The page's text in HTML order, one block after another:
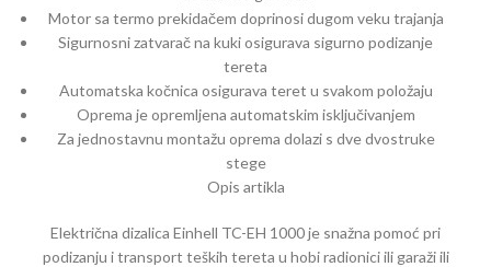
Motor sa termo prekidačem doprinosi dugom veku trajanja
Sigurnosni zatvarač na kuki osigurava sigurno podizanje
tereta
Automatska kočnica osigurava teret u svakom položaju
Oprema je opremljena automatskim isključivanjem
Za jednostavnu montažu oprema dolazi s dve dvostruke
stege
Opis artikla
Električna dizalica Einhell TC-EH 1000 je snažna pomoć pri
podizanju i transport teških tereta u hobi radionici ili garaži ili